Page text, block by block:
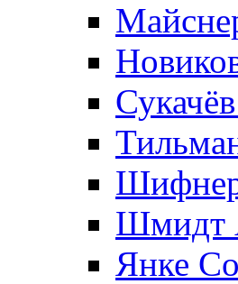
Шмидт
Янке